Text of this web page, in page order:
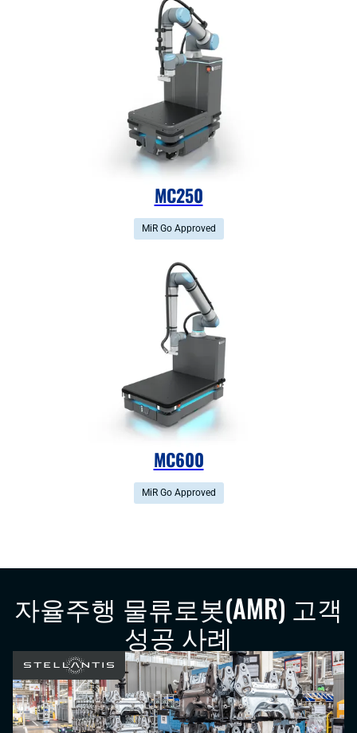
MC250
MiR Go Approved
MC600
MiR Go Approved
자율주행 물류로봇(AMR) 고객
성공 사례